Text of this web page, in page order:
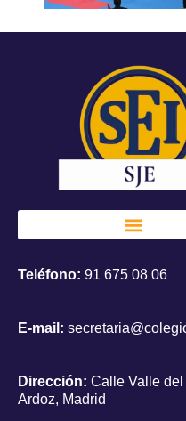
Teléfono: 91 675 08 06
E-mail:
Dirección: Calle Valle del
Ardoz, Madrid